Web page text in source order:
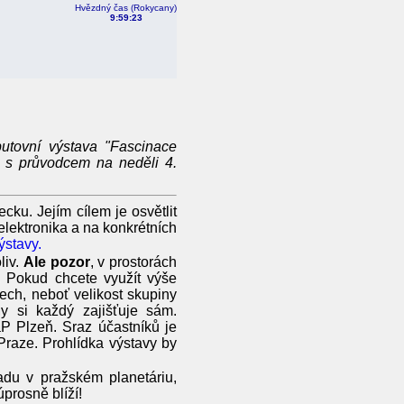
Hvězdný čas (Rokycany)
9:59:23
výstava "Fascinace
s průvodcem na neděli 4.
Jejím cílem je osvětlit
a na konkrétních
Ale pozor, v prostorách
chcete využít výše
neboť velikost skupiny
si každý zajišťuje sám.
Plzeň. Sraz účastníků je
Prohlídka výstavy by
v pražském planetáriu,
blíží!